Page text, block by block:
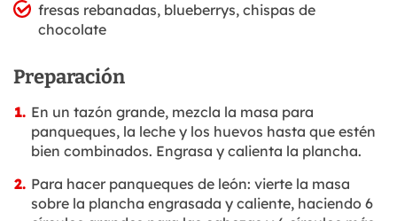
fresas rebanadas, blueberrys, chispas de
chocolate
Preparación
En un tazón grande, mezcla la masa para
panqueques, la leche y los huevos hasta que estén
bien combinados. Engrasa y calienta la plancha.
Para hacer panqueques de león: vierte la masa
sobre la plancha engrasada y caliente, haciendo 6